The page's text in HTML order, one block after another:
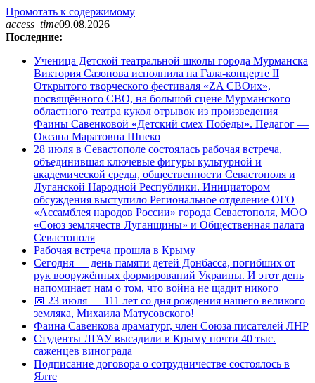
Промотать к содержимому
access_time09.08.2026
Последние:
Ученица Детской театральной школы города Мурманска
Виктория Сазонова исполнила на Гала-концерте II
Открытого творческого фестиваля «ZA СВОих»,
посвящённого СВО, на большой сцене Мурманского
областного театра кукол отрывок из произведения
Фаины Савенковой «Детский смех Победы». Педагог —
Оксана Маратовна Шпеко
28 июля в Севастополе состоялась рабочая встреча,
объединившая ключевые фигуры культурной и
академической среды, общественности Севастополя и
Луганской Народной Республики. Инициатором
обсуждения выступило Региональное отделение ОГО
«Ассамблея народов России» города Севастополя, МОО
«Союз землячеств Луганщины» и Общественная палата
Севастополя
Рабочая встреча прошла в Крыму
Сегодня — день памяти детей Донбасса, погибших от
рук вооружённых формирований Украины. И этот день
напоминает нам о том, что война не щадит никого
📅 23 июля — 111 лет со дня рождения нашего великого
земляка, Михаила Матусовского!
Фаина Савенкова драматург, член Союза писателей ЛНР
Студенты ЛГАУ высадили в Крыму почти 40 тыс.
саженцев винограда
Подписание договора о сотрудничестве состоялось в
Ялте